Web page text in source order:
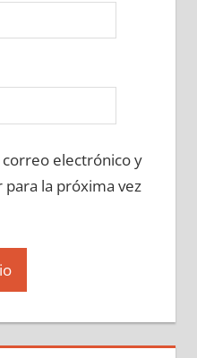
electrónico y
la próxima vez